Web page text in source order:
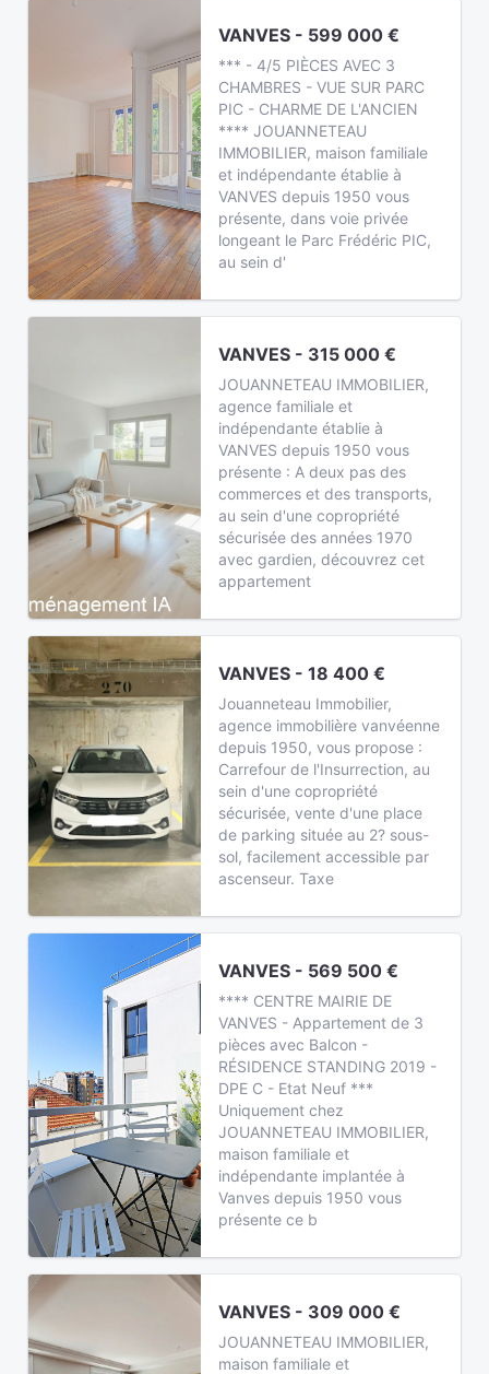
VANVES - 599 000 €
*** - 4/5 PIÈCES AVEC 3
CHAMBRES - VUE SUR PARC
PIC - CHARME DE L'ANCIEN
**** JOUANNETEAU
IMMOBILIER, maison familiale
et indépendante établie à
VANVES depuis 1950 vous
présente, dans voie privée
longeant le Parc Frédéric PIC,
au sein d'
VANVES - 315 000 €
JOUANNETEAU IMMOBILIER,
agence familiale et
indépendante établie à
VANVES depuis 1950 vous
présente : A deux pas des
commerces et des transports,
au sein d'une copropriété
sécurisée des années 1970
avec gardien, découvrez cet
appartement
VANVES - 18 400 €
Jouanneteau Immobilier,
agence immobilière vanvéenne
depuis 1950, vous propose :
Carrefour de l'Insurrection, au
sein d'une copropriété
sécurisée, vente d'une place
de parking située au 2? sous-
sol, facilement accessible par
ascenseur. Taxe
VANVES - 569 500 €
**** CENTRE MAIRIE DE
VANVES - Appartement de 3
pièces avec Balcon -
RÉSIDENCE STANDING 2019 -
DPE C - Etat Neuf ***
Uniquement chez
JOUANNETEAU IMMOBILIER,
maison familiale et
indépendante implantée à
Vanves depuis 1950 vous
présente ce b
VANVES - 309 000 €
JOUANNETEAU IMMOBILIER,
maison familiale et